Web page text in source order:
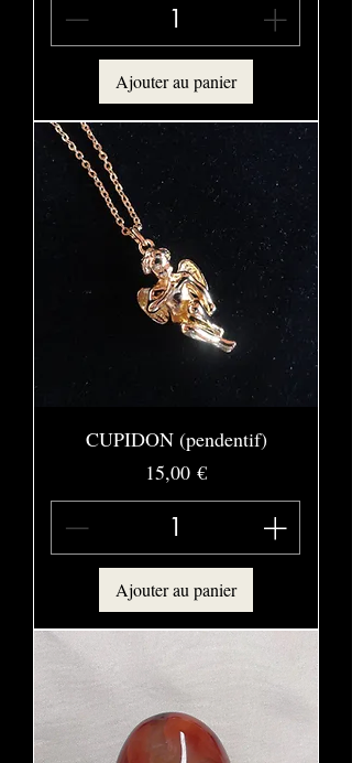
Ajouter au panier
CUPIDON (pendentif)
Prix
15,00 €
Ajouter au panier